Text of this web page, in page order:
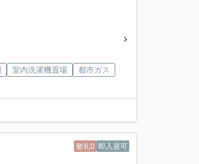
室内洗濯機置場
都市ガス
敷礼0 即入居可